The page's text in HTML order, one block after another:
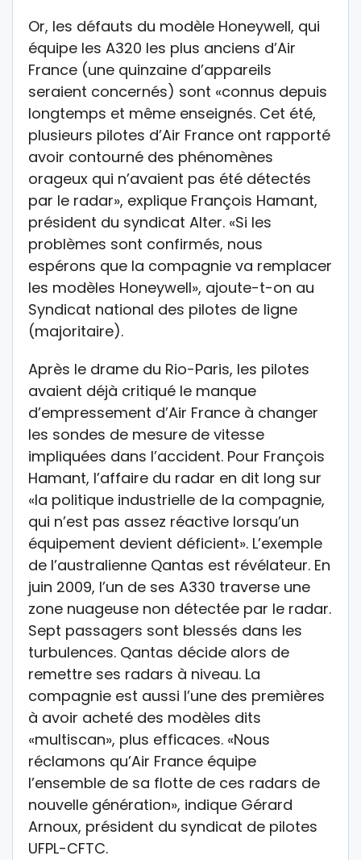
Or, les défauts du modèle Honeywell, qui
équipe les A320 les plus anciens d’Air
France (une quinzaine d’appareils
seraient concernés) sont «connus depuis
longtemps et même enseignés. Cet été,
plusieurs pilotes d’Air France ont rapporté
avoir contourné des phénomènes
orageux qui n’avaient pas été détectés
par le radar», explique François Hamant,
président du syndicat Alter. «Si les
problèmes sont confirmés, nous
espérons que la compagnie va remplacer
les modèles Honeywell», ajoute-t-on au
Syndicat national des pilotes de ligne
(majoritaire).
Après le drame du Rio-Paris, les pilotes
avaient déjà critiqué le manque
d’empressement d’Air France à changer
les sondes de mesure de vitesse
impliquées dans l’accident. Pour François
Hamant, l’affaire du radar en dit long sur
«la politique industrielle de la compagnie,
qui n’est pas assez réactive lorsqu’un
équipement devient déficient». L’exemple
de l’australienne Qantas est révélateur. En
juin 2009, l’un de ses A330 traverse une
zone nuageuse non détectée par le radar.
Sept passagers sont blessés dans les
turbulences. Qantas décide alors de
remettre ses radars à niveau. La
compagnie est aussi l’une des premières
à avoir acheté des modèles dits
«multiscan», plus efficaces. «Nous
réclamons qu’Air France équipe
l’ensemble de sa flotte de ces radars de
nouvelle génération», indique Gérard
Arnoux, président du syndicat de pilotes
UFPL-CFTC.